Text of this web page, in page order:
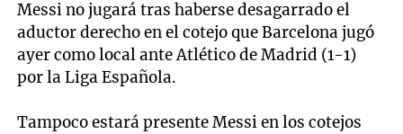
Messi no jugará tras haberse desagarrado el
aductor derecho en el cotejo que Barcelona jugó
ayer como local ante Atlético de Madrid (1-1)
por la Liga Española.
Tampoco estará presente Messi en los cotejos